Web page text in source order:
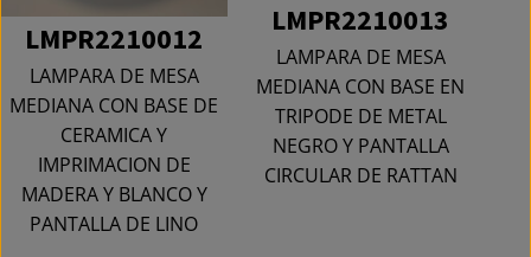
LMPR2210012
LAMPARA DE MESA
MEDIANA CON BASE DE
CERAMICA Y
IMPRIMACION DE
MADERA Y BLANCO Y
PANTALLA DE LINO
LMPR2210013
LAMPARA DE MESA
MEDIANA CON BASE EN
TRIPODE DE METAL
NEGRO Y PANTALLA
CIRCULAR DE RATTAN